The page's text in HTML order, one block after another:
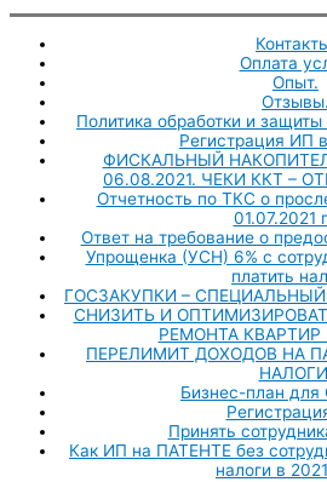
Оплата
Опыт.
Отзывы.
Политика обработки и
Регистрация ИП
ФИСКАЛЬНЫЙ
06.08.2021. ЧЕКИ ККТ –
Отчетность по ТКС о
01.07.2021
Ответ на требование о
Упрощенка (УСН) 6% с
платить
ГОСЗАКУПКИ –
СНИЗИТЬ И
РЕМОНТА КВАРТИР
ПЕРЕЛИМИТ ДОХОДОВ НА
Бизнес-план
Принять
Как ИП на ПАТЕНТЕ без
налоги в